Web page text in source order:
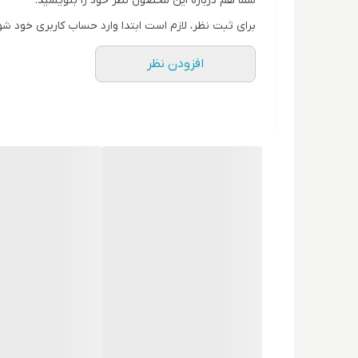
برای ثبت نظر، لازم است ابتدا وارد حساب کاربری خود
افزودن نظر